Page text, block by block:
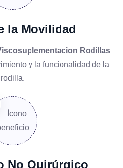
la Movilidad
Rodillas
y la funcionalidad de la
rodilla.
No Quirúrgico